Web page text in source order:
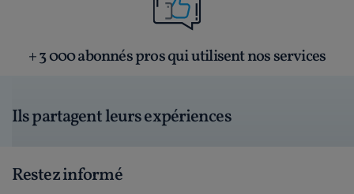
+ 3 000 abonnés pros qui utilisent nos services
Ils partagent leurs expériences
Restez informé